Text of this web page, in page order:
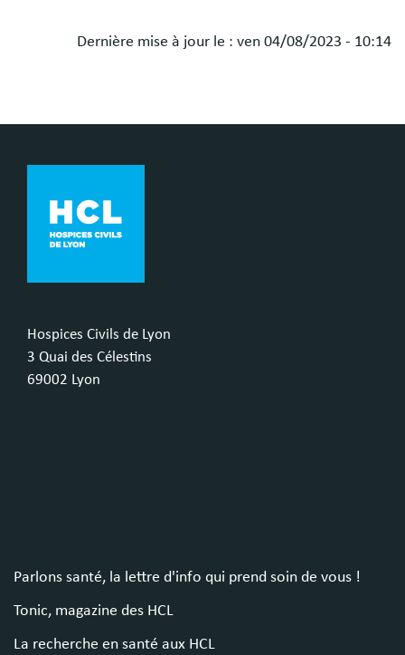
Dernière mise à jour le : ven 04/08/2023 - 10:14
Hospices Civils de Lyon
3 Quai des Célestins
69002 Lyon
Parlons santé, la lettre d'info qui prend soin de vous !
Tonic, magazine des HCL
La recherche en santé aux HCL